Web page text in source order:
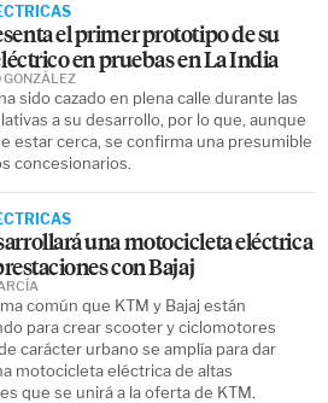
el primer prototipo de su
en pruebas en La India
sido cazado en plena calle durante las
a su desarrollo, por lo que, aunque
estar cerca, se confirma una presumible
concesionarios.
GONZÁLEZ
una motocicleta eléctrica
con Bajaj
común que KTM y Bajaj están
para crear scooter y ciclomotores
carácter urbano se amplía para dar
motocicleta eléctrica de altas
que se unirá a la oferta de KTM.